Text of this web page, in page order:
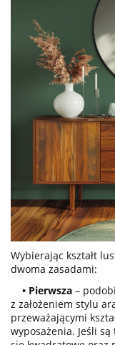
Wybierając kształt
dwoma zasadami:
• Pierwsza –
z założeniem stylu
przeważającymi
wyposażenia. Jeśli